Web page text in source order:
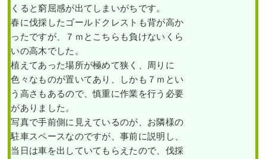
くると窮屈感が出てしまいがちです。
春に伐採したゴールドクレストも背が高か
ったですが、７ｍとこちらも負けないくら
いの高木でした。
植えてあった場所が極めて狭く、周りに
色々なものが置いてあり、しかも７ｍとい
う高さもあるので、慎重に作業を行う必要
がありました。
写真で手前側に見えているのが、お隣様の
駐車スペースなのですが、事前に説明し、
当日は車を出していてもらえたので、伐採